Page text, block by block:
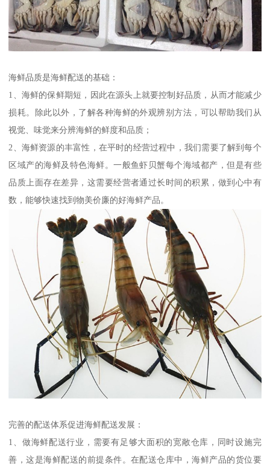
海鲜品质是海鲜配送的基础：
1、海鲜的保鲜期短，因此在源头上就要控制好品质，从而才能减少
损耗。除此以外，了解各种海鲜的外观辨别方法，可以帮助我们从
视觉、味觉来分辨海鲜的鲜度和品质；
2、海鲜资源的丰富性，在平时的经营过程中，我们需要了解到每个
区域产的海鲜及特色海鲜。一般鱼虾贝蟹每个海域都产，但是有些
品质上面存在差异，这需要经营者通过长时间的积累，做到心中有
数，能够快速找到物美价廉的好海鲜产品。
完善的配送体系促进海鲜配送发展：
1、做海鲜配送行业，需要有足够大面积的宽敞仓库，同时设施完
善，这是海鲜配送的前提条件。在配送仓库中，海鲜产品的货位要